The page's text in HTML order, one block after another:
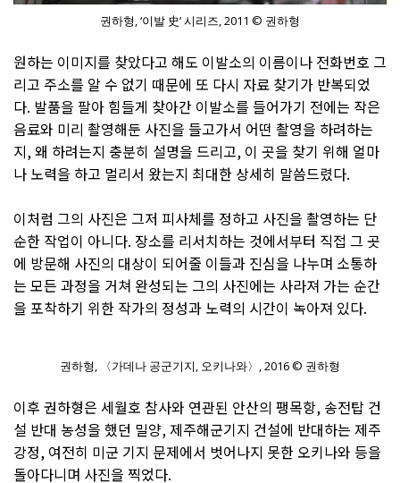
권하형, ‘이발 史’ 시리즈, 2011 © 권하형
원하는 이미지를 찾았다고 해도 이발소의 이름이나 전화번호 그
리고 주소를 알 수 없기 때문에 또 다시 자료 찾기가 반복되었
다. 발품을 팔아 힘들게 찾아간 이발소를 들어가기 전에는 작은
음료와 미리 촬영해둔 사진을 들고가서 어떤 촬영을 하려하는
지, 왜 하려는지 충분히 설명을 드리고, 이 곳을 찾기 위해 얼마
나 노력을 하고 멀리서 왔는지 최대한 상세히 말씀드렸다.
이처럼 그의 사진은 그저 피사체를 정하고 사진을 촬영하는 단
순한 작업이 아니다. 장소를 리서치하는 것에서부터 직접 그 곳
에 방문해 사진의 대상이 되어줄 이들과 진심을 나누며 소통하
는 모든 과정을 거쳐 완성되는 그의 사진에는 사라져 가는 순간
을 포착하기 위한 작가의 정성과 노력의 시간이 녹아져 있다.
권하형, 〈가데나 공군기지, 오키나와〉, 2016 © 권하형
이후 권하형은 세월호 참사와 연관된 안산의 팽목항, 송전탑 건
설 반대 농성을 했던 밀양, 제주해군기지 건설에 반대하는 제주
강정, 여전히 미군 기지 문제에서 벗어나지 못한 오키나와 등을
돌아다니며 사진을 찍었다.